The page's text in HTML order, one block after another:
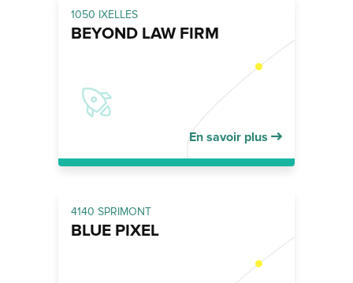
1050 IXELLES
BEYOND LAW FIRM
En savoir plus
4140 SPRIMONT
BLUE PIXEL